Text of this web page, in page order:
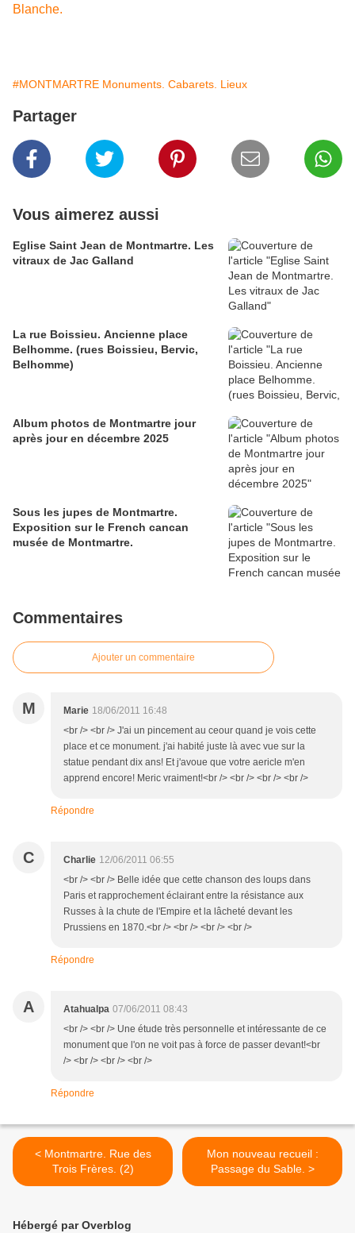
Blanche.
#MONTMARTRE Monuments. Cabarets. Lieux
Partager
Vous aimerez aussi
Eglise Saint Jean de Montmartre. Les
vitraux de Jac Galland
La rue Boissieu. Ancienne place
Belhomme. (rues Boissieu, Bervic,
Belhomme)
Album photos de Montmartre jour
après jour en décembre 2025
Sous les jupes de Montmartre.
Exposition sur le French cancan
musée de Montmartre.
Commentaires
Ajouter un commentaire
M Marie 18/06/2011 16:48
<br /> <br /> J'ai un pincement au ceour quand je vois cette
place et ce monument. j'ai habité juste là avec vue sur la
statue pendant dix ans! Et j'avoue que votre aericle m'en
apprend encore! Meric vraiment!<br /> <br /> <br /> <br />
Répondre
C Charlie 12/06/2011 06:55
<br /> <br /> Belle idée que cette chanson des loups dans
Paris et rapprochement éclairant entre la résistance aux
Russes à la chute de l'Empire et la lâcheté devant les
Prussiens en 1870.<br /> <br /> <br /> <br />
Répondre
A Atahualpa 07/06/2011 08:43
<br /> <br /> Une étude très personnelle et intéressante de ce
monument que l'on ne voit pas à force de passer devant!<br
/> <br /> <br /> <br />
Répondre
< Montmartre. Rue des
Trois Frères. (2)
Mon nouveau recueil :
Passage du Sable. >
Hébergé par Overblog